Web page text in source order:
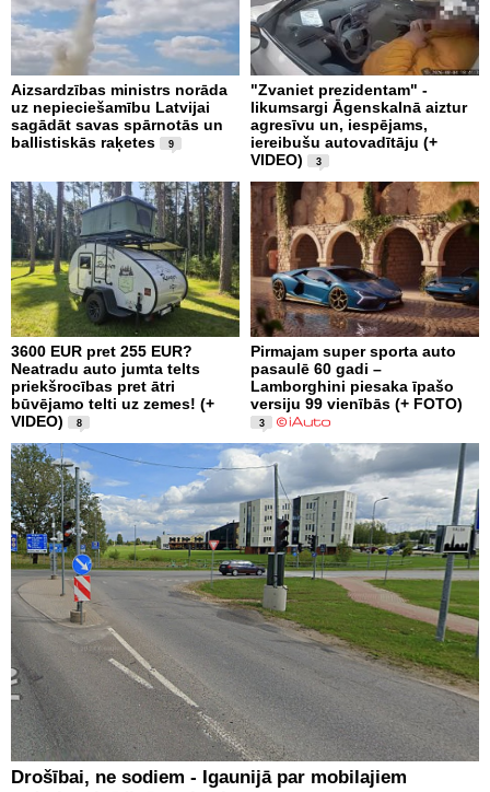
Aizsardzības ministrs norāda
uz nepieciešamību Latvijai
sagādāt savas spārnotās un
ballistiskās raķetes
9
"Zvaniet prezidentam" -
likumsargi Āgenskalnā aiztur
agresīvu un, iespējams,
iereibušu autovadītāju (+
VIDEO)
3
3600 EUR pret 255 EUR?
Neatradu auto jumta telts
priekšrocības pret ātri
būvējamo telti uz zemes! (+
VIDEO)
8
Pirmajam super sporta auto
pasaulē 60 gadi –
Lamborghini piesaka īpašo
versiju 99 vienībās (+ FOTO)
3
Drošībai, ne sodiem - Igaunijā par mobilajiem